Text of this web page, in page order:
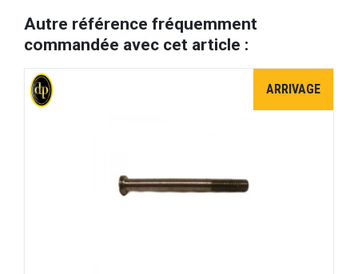
Autre référence fréquemment
commandée avec cet article :
ARRIVAGE